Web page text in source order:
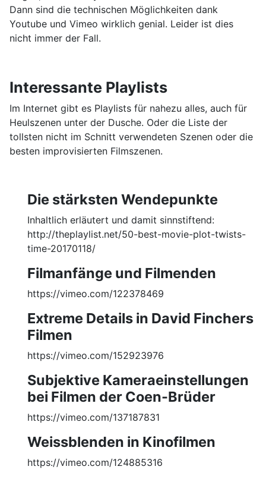
Dann sind die technischen Möglichkeiten dank
Youtube und Vimeo wirklich genial. Leider ist dies
nicht immer der Fall.
Interessante Playlists
Im Internet gibt es Playlists für nahezu alles, auch für
Heulszenen unter der Dusche. Oder die Liste der
tollsten nicht im Schnitt verwendeten Szenen oder die
besten improvisierten Filmszenen.
Die stärksten Wendepunkte
Inhaltlich erläutert und damit sinnstiftend:
http://theplaylist.net/50-best-movie-plot-twists-
time-20170118/
Filmanfänge und Filmenden
https://vimeo.com/122378469
Extreme Details in David Finchers
Filmen
https://vimeo.com/152923976
Subjektive Kameraeinstellungen
bei Filmen der Coen-Brüder
https://vimeo.com/137187831
Weissblenden in Kinofilmen
https://vimeo.com/124885316